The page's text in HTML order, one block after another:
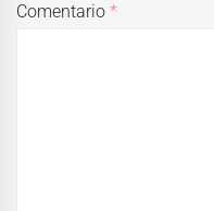
Comentario*